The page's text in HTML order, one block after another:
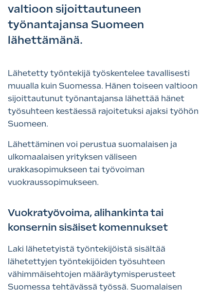
valtioon sijoittautuneen
työnantajansa Suomeen
lähettämänä.
Lähetetty työntekijä työskentelee tavallisesti
muualla kuin Suomessa. Hänen toiseen valtioon
sijoittautunut työnantajansa lähettää hänet
työsuhteen kestäessä rajoitetuksi ajaksi työhön
Suomeen.
Lähettäminen voi perustua suomalaisen ja
ulkomaalaisen yrityksen väliseen
urakkasopimukseen tai työvoiman
vuokraussopimukseen.
Vuokratyövoima, alihankinta tai
konsernin sisäiset komennukset
Laki lähetetyistä työntekijöistä sisältää
lähetettyjen työntekijöiden työsuhteen
vähimmäisehtojen määräytymisperusteet
Suomessa tehtävässä työssä. Suomalaisen